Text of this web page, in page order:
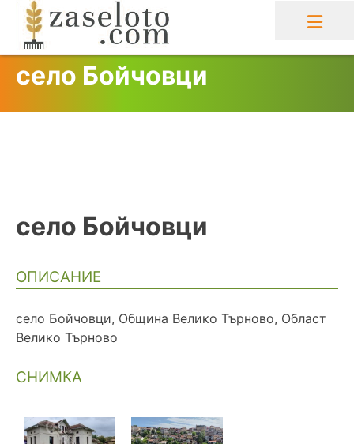
content
село Бойчовци
село Бойчовци
ОПИСАНИЕ
село Бойчовци, Община Велико Търново, Област
Велико Търново
СНИМКА